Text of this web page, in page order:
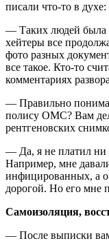
писали что-то в
— Таких людей была
хейтеры все
фото разных
все такое. Кто-то
комментариях
— Правильно
полису ОМС? Вам
рентгеновских
— Да, я не платил ни
Например, мне
инфицированных, а
дорогой. Но его мне
Самоизоляция,
— После выписки